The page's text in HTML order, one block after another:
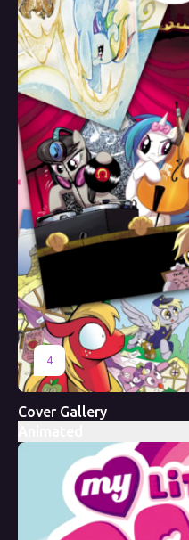
4
Cover Gallery